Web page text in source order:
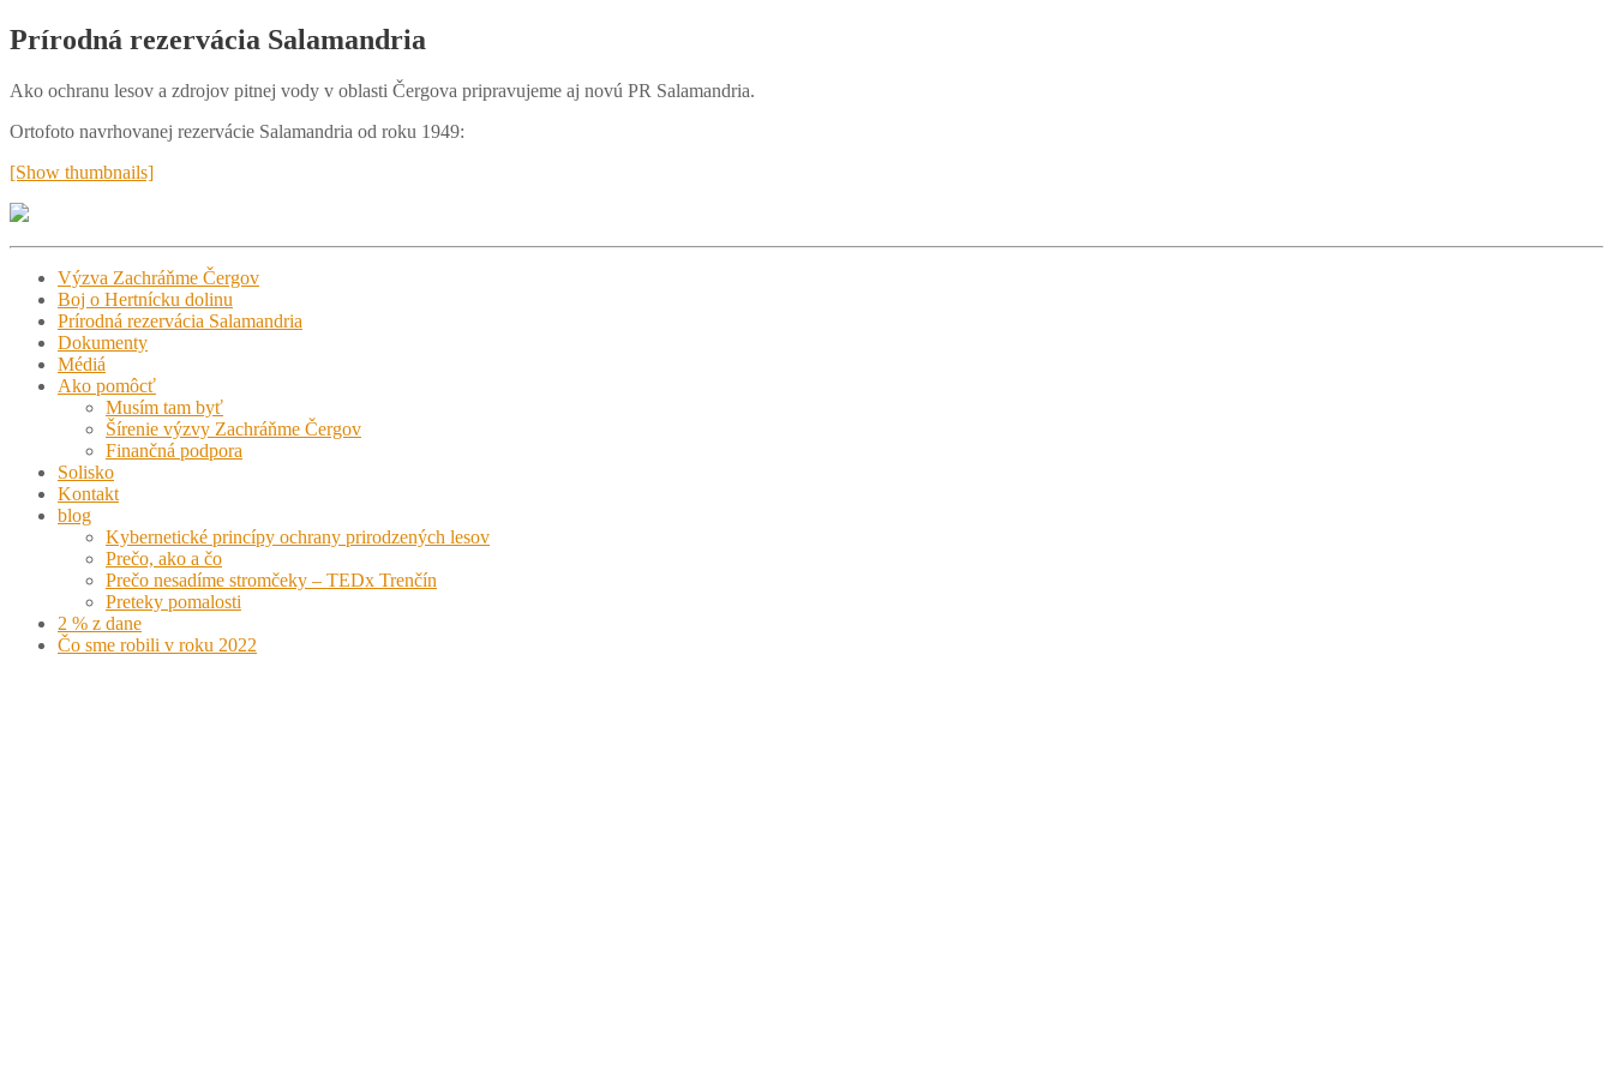
Prírodná rezervácia Salamandria
Ako ochranu lesov a zdrojov pitnej vody v oblasti Čergova pripravujeme aj novú PR Salamandria.
Ortofoto navrhovanej rezervácie Salamandria od roku 1949:
[Show thumbnails]
Výzva Zachráňme Čergov
Boj o Hertnícku dolinu
Prírodná rezervácia Salamandria
Dokumenty
Médiá
Ako pomôcť
Musím tam byť
Šírenie výzvy Zachráňme Čergov
Finančná podpora
Solisko
Kontakt
blog
Kybernetické princípy ochrany prirodzených lesov
Prečo, ako a čo
Prečo nesadíme stromčeky – TEDx Trenčín
Preteky pomalosti
2 % z dane
Čo sme robili v roku 2022